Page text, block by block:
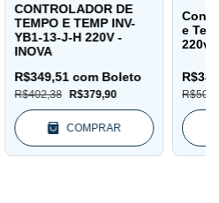
CONTROLADOR DE
TEMPO E TEMP INV-
YB1-13-J-H 220V -
INOVA
R$402,38 R$379,90
R$349,51com Boleto
COMPRAR
e
220v